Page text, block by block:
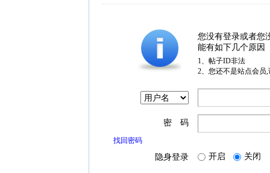
您没有登录或者您
能有如下几个原因
1、帖子ID非法
2、您还不是站点会员
密 码
找回密码
隐身登录 开启 关闭